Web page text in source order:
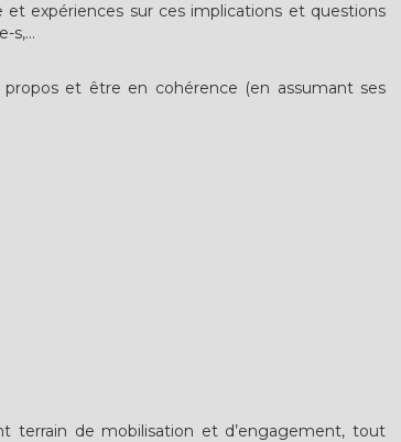
expériences sur ces implications et questions
s,...
propos et être en cohérence (en assumant ses
terrain de mobilisation et d’engagement, tout